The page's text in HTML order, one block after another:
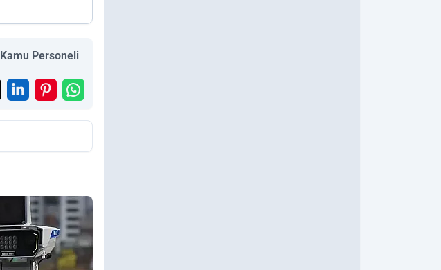
Kamu Personeli